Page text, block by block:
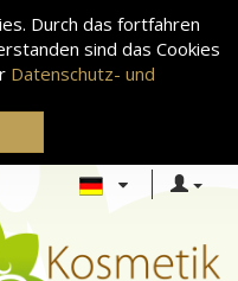
Durch das fortfahren
sind das Cookies
Datenschutz- und